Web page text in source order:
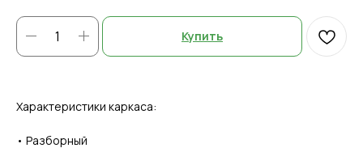
Купить
Характеристики каркаса:
• Разборный